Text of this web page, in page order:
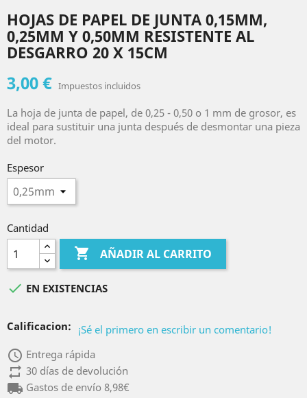
HOJAS DE PAPEL DE JUNTA 0,15MM,
0,25MM Y 0,50MM RESISTENTE AL
DESGARRO 20 X 15CM
3,00 € Impuestos incluidos
La hoja de junta de papel, de 0,25 - 0,50 o 1 mm de grosor, es
ideal para sustituir una junta después de desmontar una pieza
del motor.
Espesor
Cantidad
 AÑADIR AL CARRITO
 EN EXISTENCIAS
Calificacion: ¡Sé el primero en escribir un comentario!
access_time Entrega rápida
repeat30 días de devolución
local_shippingGastos de envío 8,98€